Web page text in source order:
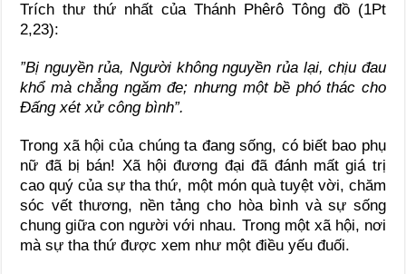
Trích thư thứ nhất của Thánh Phêrô Tông đồ (1Pt
2,23):
”Bị nguyền rủa, Người không nguyền rủa lại, chịu đau
khổ mà chẳng ngăm đe; nhưng một bề phó thác cho
Đấng xét xử công bình”.
Trong xã hội của chúng ta đang sống, có biết bao phụ
nữ đã bị bán! Xã hội đương đại đã đánh mất giá trị
cao quý của sự tha thứ, một món quà tuyệt vời, chăm
sóc vết thương, nền tảng cho hòa bình và sự sống
chung giữa con người với nhau. Trong một xã hội, nơi
mà sự tha thứ được xem như một điều yếu đuối.